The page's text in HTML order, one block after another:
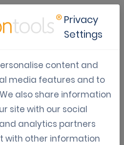
Andrew
Privacy
Settings
content and
media features and to
also share information
site with our social
analytics partners
with other information